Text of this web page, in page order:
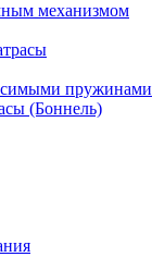
механизмом
пружинами
(Боннель)